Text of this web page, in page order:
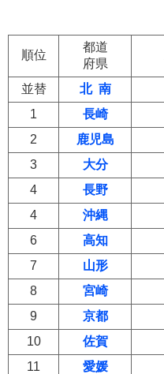
順位
都道
府県
並替 北 南
1
長崎
2
鹿児島
3
大分
4
長野
4
沖縄
6
高知
7
山形
8
宮崎
9
京都
10
佐賀
11
愛媛